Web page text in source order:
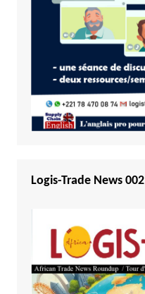
Logis-Trade News 002